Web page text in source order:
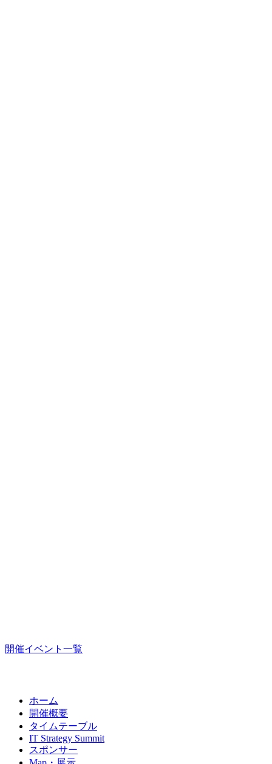
開催イベント一覧
ホーム
開催概要
タイムテーブル
IT Strategy Summit
スポンサー